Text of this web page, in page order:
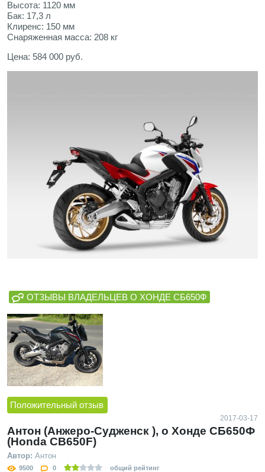
Высота: 1120 мм
Бак: 17,3 л
Клиренс: 150 мм
Снаряженная масса: 208 кг
Цена: 584 000 руб.
ОТЗЫВЫ ВЛАДЕЛЬЦЕВ О ХОНДЕ СБ650Ф
Положительный отзыв
2017-03-17
Антон (Анжеро-Судженск ), о Хонде СБ650Ф
(Honda CB650F)
Автор: Антон
9500 0 общий рейтинг